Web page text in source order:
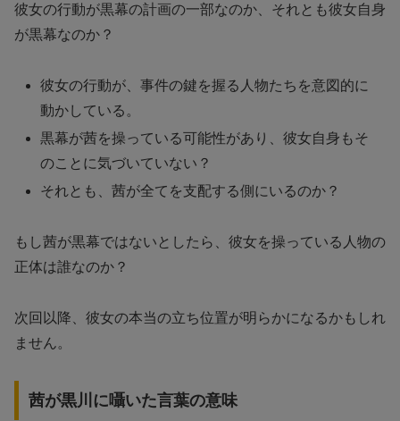
彼女の行動が黒幕の計画の一部なのか、それとも彼女自身
が黒幕なのか？
彼女の行動が、事件の鍵を握る人物たちを意図的に
動かしている。
黒幕が茜を操っている可能性があり、彼女自身もそ
のことに気づいていない？
それとも、茜が全てを支配する側にいるのか？
もし茜が黒幕ではないとしたら、彼女を操っている人物の
正体は誰なのか？
次回以降、彼女の本当の立ち位置が明らかになるかもしれ
ません。
茜が黒川に囁いた言葉の意味